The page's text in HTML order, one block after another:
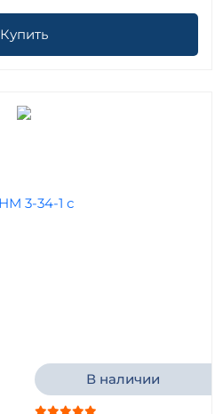
Купить
В наличии